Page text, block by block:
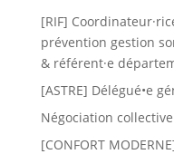
[RIF]
prévention gestion
& référent·e
[ASTRE] Délégué•e
Négociation
[CONFORT